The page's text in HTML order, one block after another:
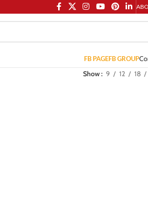
FB PAGEFB GROUP
Show 9 12 18